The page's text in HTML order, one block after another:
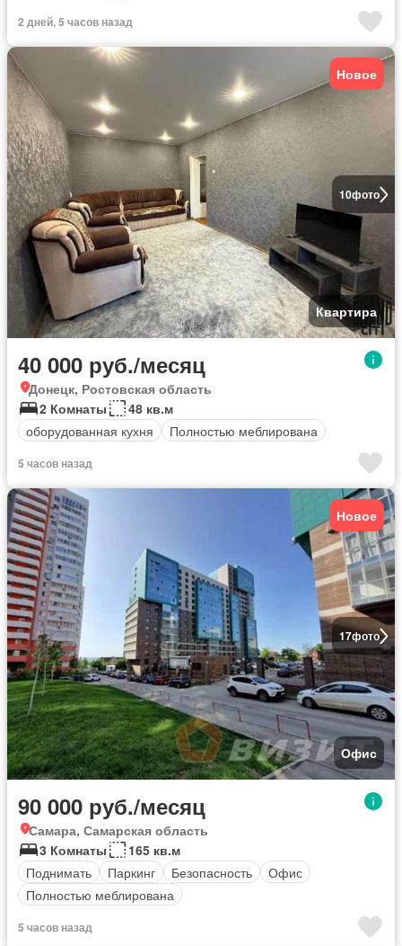
2 дней, 5 часов назад
10фото
Новое
Квартира
40 000 руб./месяц
Донецк, Ростовская область
2 Комнаты
48 кв.м
оборудованная кухня
Полностью меблирована
5 часов назад
17фото
Новое
Офис
90 000 руб./месяц
Самара, Самарская область
3 Комнаты
165 кв.м
Поднимать
Паркинг Безопасность
Офис
Полностью меблирована
5 часов назад